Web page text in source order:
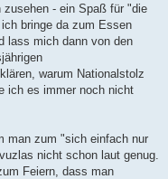
- ein Spaß für "die
bringe da zum Essen
lass mich dann von den
warum Nationalstolz
ich es immer noch nicht
man zum "sich einfach nur
nicht schon laut genug.
Feiern, dass man